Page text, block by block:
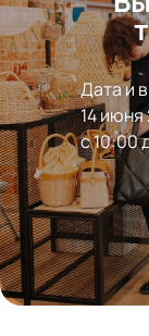
Дата и
14 июня
с 10:00